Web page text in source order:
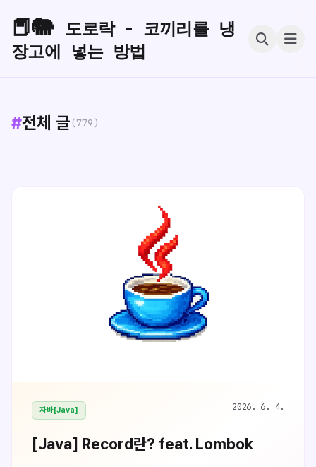
📕🐘 도로락 - 코끼리를 냉
장고에 넣는 방법
#전체 글 (779)
자바[Java] 2026. 6. 4.
[Java] Record란? feat. Lombok